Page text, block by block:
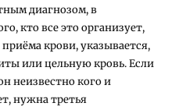
диагнозом, в
кто все это организует,
крови, указывается,
или цельную кровь. Если
неизвестно кого и
нужна третья